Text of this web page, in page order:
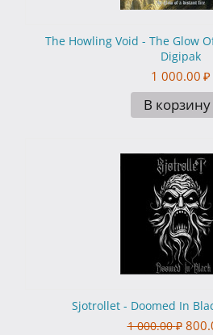
The Howling Void - The Glow
Digipak
1 000.00 ₽
В корзину
Sjotrollet - Doomed In
1 000.00 ₽